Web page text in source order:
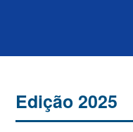
Edição 2025